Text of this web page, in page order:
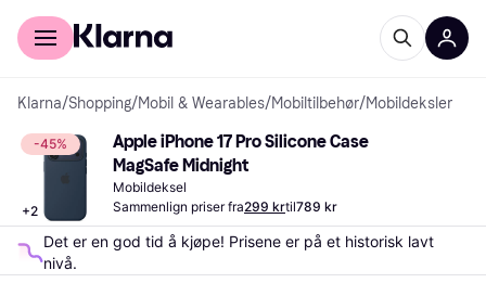
For kunder
Klarna/Shopping/Mobil & Wearables/Mobiltilbehør/Mobildeksler
-45%
+2
Apple iPhone 17 Pro Silicone Case
MagSafe Midnight
Mobildeksel
Sammenlign priser fra299 krtil789 kr
Det er en god tid å kjøpe! Prisene er på et historisk lavt
nivå.